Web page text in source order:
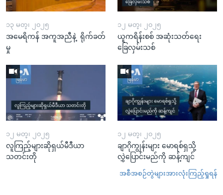
၁၃ မတ္၊ ၂၀၂၅
အမေရိကန် အကူအညီနဲ့ ရိုက်ခတ်
မှု
၁၂ မတ္၊ ၂၀၂၅
ယူကရိန်းစစ် အဆုံးသတ်ရေး
ခြေလှမ်းသစ်
၁၂ မတ္၊ ၂၀၂၅
လူကြည့်များဆိုရှယ်မီဒီယာ
သတင်းတို
၁၂ မတ္၊ ၂၀၂၅
ချာဂိုကျွန်းများ မောရစ်ရှသို့
လွှဲပြောင်းမည်ကို ဆန့်ကျင်
အစီအစဉ်တွဲများအားလုံးကြည့်ရှုရန်